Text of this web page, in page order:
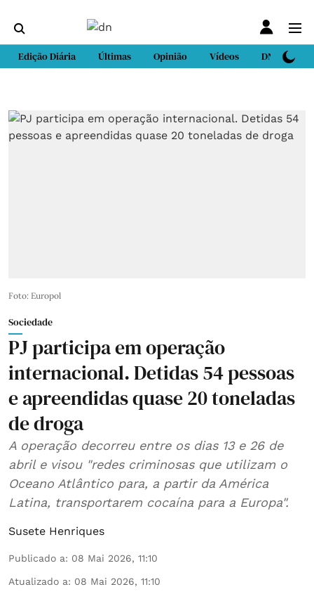
Edição Diária Últimas Opinião Vídeos DN Sport
Foto: Europol
Sociedade
PJ participa em operação
internacional. Detidas 54 pessoas
e apreendidas quase 20 toneladas
de droga
A operação decorreu entre os dias 13 e 26 de
abril e visou "redes criminosas que utilizam o
Oceano Atlântico para, a partir da América
Latina, transportarem cocaína para a Europa".
Susete Henriques
Publicado a: 08 Mai 2026, 11:10
Atualizado a: 08 Mai 2026, 11:10